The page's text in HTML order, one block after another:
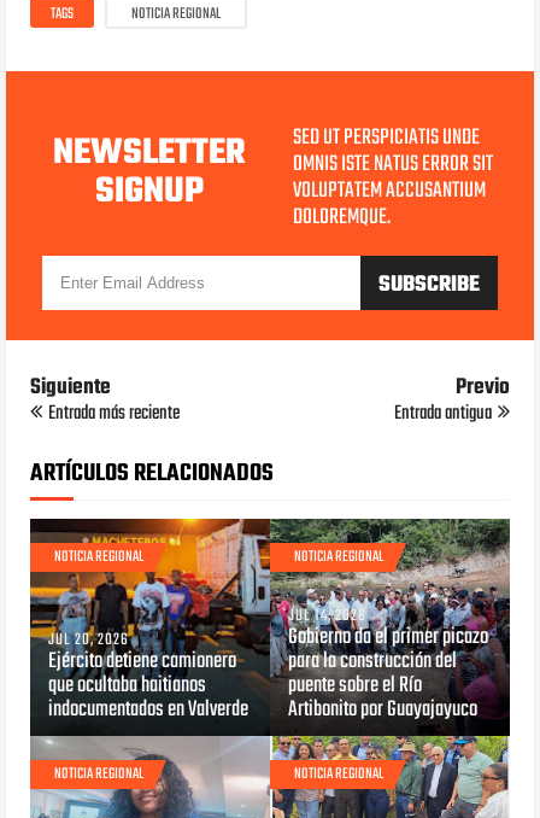
TAGS NOTICIA REGIONAL
NEWSLETTER
SIGNUP
SED UT PERSPICIATIS UNDE
OMNIS ISTE NATUS ERROR SIT
VOLUPTATEM ACCUSANTIUM
DOLOREMQUE.
Siguiente
Entrada más reciente
Previo
Entrada antigua
ARTÍCULOS RELACIONADOS
NOTICIA REGIONAL
JUL 20, 2026
Ejército detiene camionero
que ocultaba haitianos
indocumentados en Valverde
NOTICIA REGIONAL
JUL 14, 2026
Gobierno da el primer picazo
para la construcción del
puente sobre el Río
Artibonito por Guayajayuco
NOTICIA REGIONAL NOTICIA REGIONAL